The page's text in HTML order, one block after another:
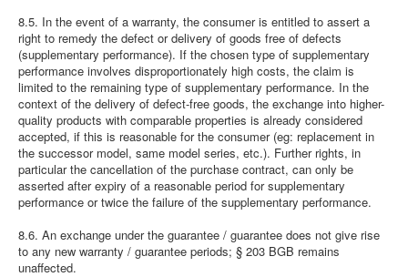
8.5. In the event of a warranty, the consumer is entitled to assert a
right to remedy the defect or delivery of goods free of defects
(supplementary performance). If the chosen type of supplementary
performance involves disproportionately high costs, the claim is
limited to the remaining type of supplementary performance. In the
context of the delivery of defect-free goods, the exchange into higher-
quality products with comparable properties is already considered
accepted, if this is reasonable for the consumer (eg: replacement in
the successor model, same model series, etc.). Further rights, in
particular the cancellation of the purchase contract, can only be
asserted after expiry of a reasonable period for supplementary
performance or twice the failure of the supplementary performance.
8.6. An exchange under the guarantee / guarantee does not give rise
to any new warranty / guarantee periods; § 203 BGB remains
unaffected.